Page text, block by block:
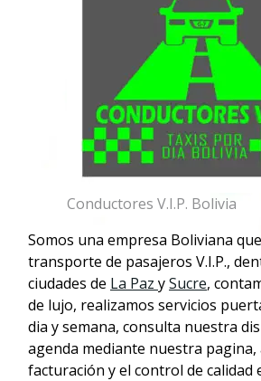
Conductores V.I.P. Bolivia
Somos una empresa Boliviana
transporte de pasajeros V.I.P.,
ciudades de La Paz ySucre,
de lujo, realizamos servicios
dia y semana, consulta nuestra
agenda mediante nuestra pagina,
facturación y el control de calidad